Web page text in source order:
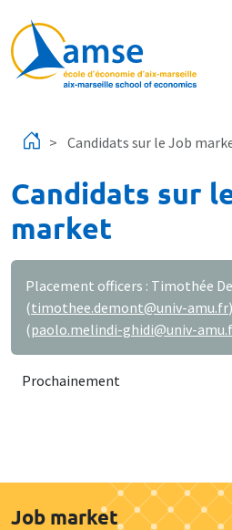
Candidats sur le Job
Candidats sur
market
Placement officers : Timothée
(timothee.demont@univ-amu.fr
(paolo.melindi-ghidi@univ-
Prochainement
Job market